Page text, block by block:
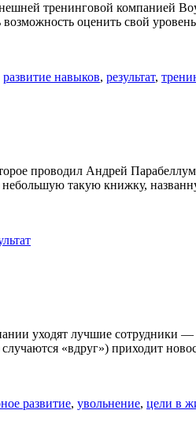
тренинговой компанией
оценить свой
развитие навыков, результат,
проводил Андрей
такую книжку,
уходят лучшие сотрудники
«вдруг») приходит
развитие, увольнение, цели в